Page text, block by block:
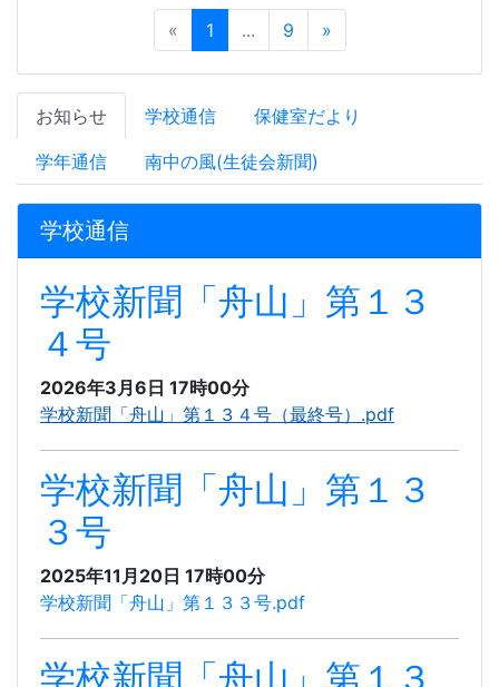
« 1 ... 9 »
お知らせ 学校通信 保健室だより
学年通信 南中の風(生徒会新聞)
学校通信
学校新聞「舟山」第１３
４号
2026年3月6日 17時00分
学校新聞「舟山」第１３４号（最終号）.pdf
学校新聞「舟山」第１３
３号
2025年11月20日 17時00分
学校新聞「舟山」第１３３号.pdf
学校新聞「舟山」第１３